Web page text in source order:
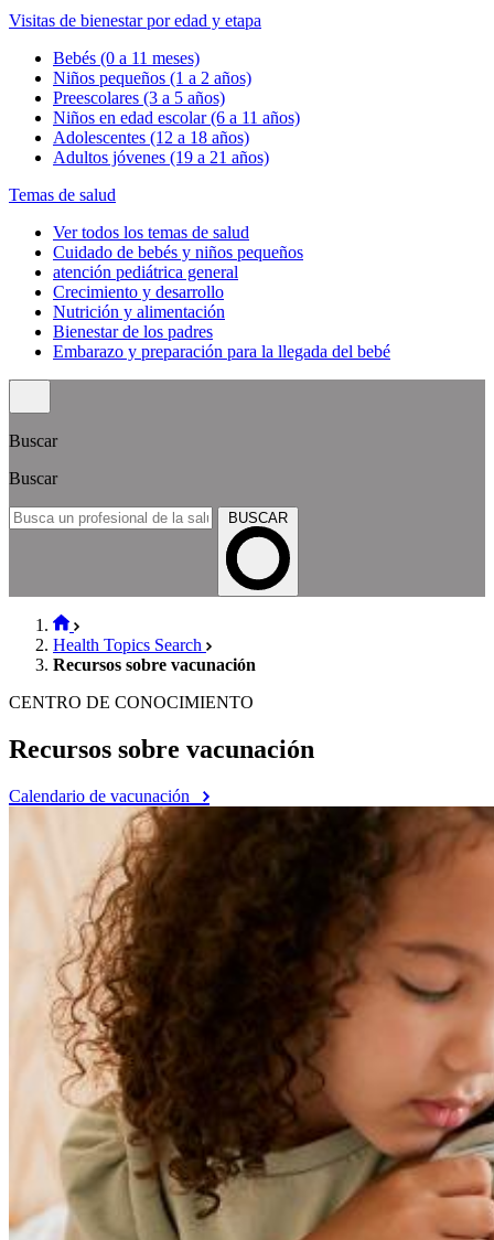
Visitas de bienestar por edad y etapa
Bebés (0 a 11 meses)
Niños pequeños (1 a 2 años)
Preescolares (3 a 5 años)
Niños en edad escolar (6 a 11 años)
Adolescentes (12 a 18 años)
Adultos jóvenes (19 a 21 años)
Temas de salud
Ver todos los temas de salud
Cuidado de bebés y niños pequeños
atención pediátrica general
Crecimiento y desarrollo
Nutrición y alimentación
Bienestar de los padres
Embarazo y preparación para la llegada del bebé
Buscar
Buscar
BUSCAR
Health Topics Search
Recursos sobre vacunación
CENTRO DE CONOCIMIENTO
Recursos sobre vacunación
Calendario de vacunación